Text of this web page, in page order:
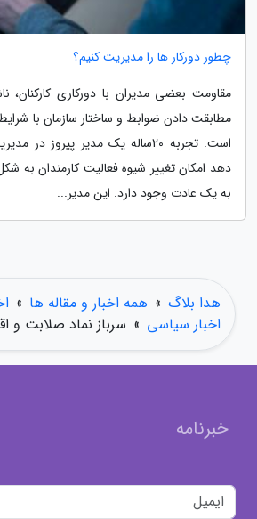
چطور دورکار ها را مدیریت کنیم؟
مقاومت بعضی مدیران با دورکاری
مطابقت دادن ضوابط و ساختار سازمان با
است. تجربه 20ساله یک مدیر پیروز
دهد امکان تغییر شیوه فعالیت کارمندان به
به یک عادت وجود دارد. این مدیر...
هدا بلاگ » همه اخبار و مقاله ها »
اخبار سیاسی » سرباز نماد صلابت و
خبرنامه